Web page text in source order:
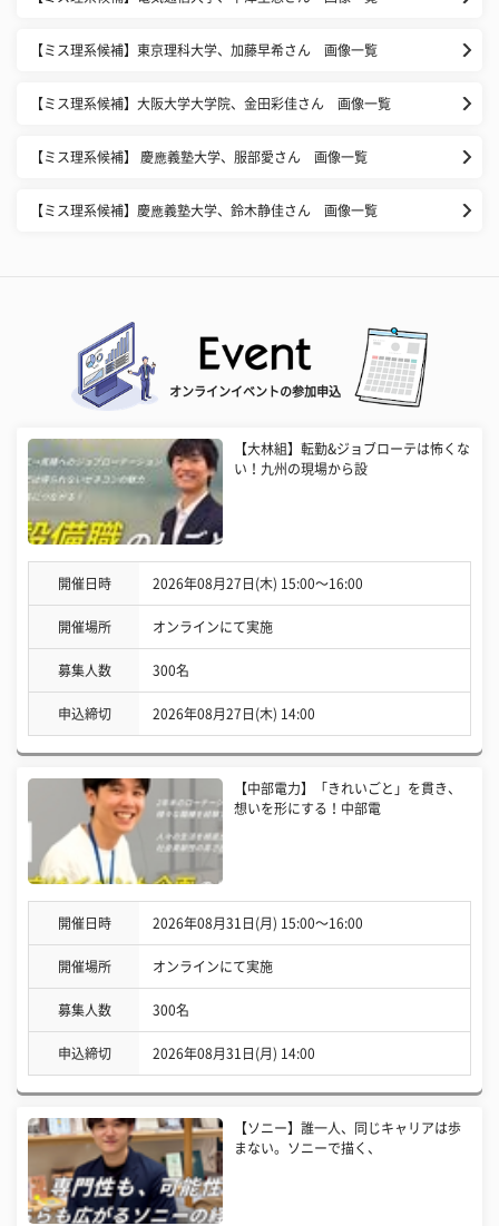
【ミス理系候補】東京理科大学、加藤早希さん 画像一覧
【ミス理系候補】大阪大学大学院、金田彩佳さん 画像一覧
【ミス理系候補】 慶應義塾大学、服部愛さん 画像一覧
【ミス理系候補】慶應義塾大学、鈴木静佳さん 画像一覧
オンラインイベントの参加申込
【大林組】転勤&ジョブローテは怖くな
い！九州の現場から設
開催日時 2026年08月27日(木) 15:00〜16:00
開催場所 オンラインにて実施
募集人数 300名
申込締切 2026年08月27日(木) 14:00
【中部電力】「きれいごと」を貫き、
想いを形にする！中部電
開催日時 2026年08月31日(月) 15:00〜16:00
開催場所 オンラインにて実施
募集人数 300名
申込締切 2026年08月31日(月) 14:00
【ソニー】誰一人、同じキャリアは歩
まない。ソニーで描く、